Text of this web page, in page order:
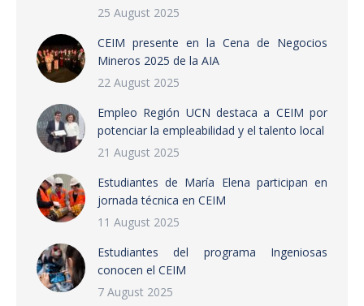
25 August 2025
CEIM presente en la Cena de Negocios
Mineros 2025 de la AIA
22 August 2025
Empleo Región UCN destaca a CEIM por
potenciar la empleabilidad y el talento local
21 August 2025
Estudiantes de María Elena participan en
jornada técnica en CEIM
11 August 2025
Estudiantes del programa Ingeniosas
conocen el CEIM
7 August 2025